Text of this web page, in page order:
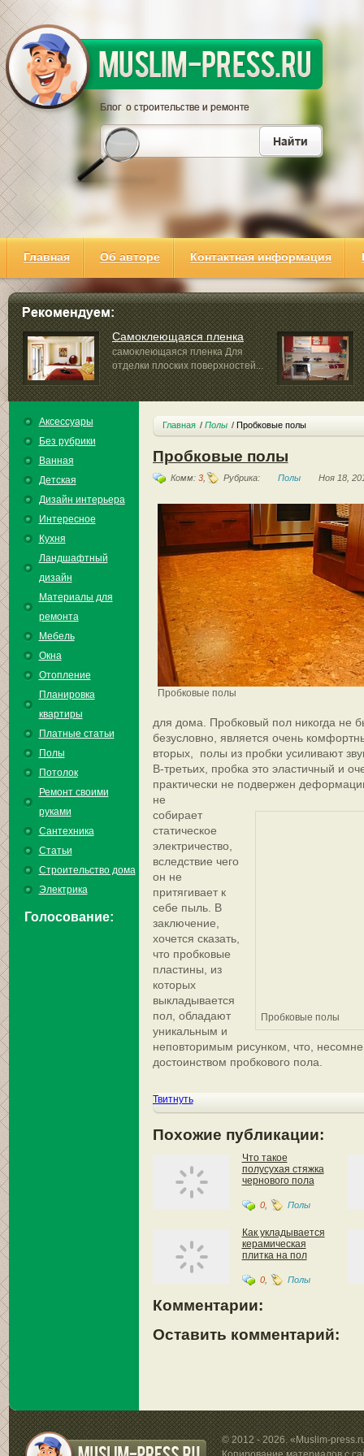
Главная Об авторе Контактная информация
Cамоклеющаяся пленка
самоклеющаяся пленка Для
отделки плоских поверхностей...
Аксессуары
Без рубрики
Ванная
Детская
Дизайн интерьера
Интересное
Кухня
Ландшафтный
дизайн
Материалы для
ремонта
Мебель
Окна
Отопление
Планировка
квартиры
Платные статьи
Полы
Потолок
Ремонт своими
руками
Сантехника
Статьи
Строительство дома
Электрика
Голосование:
Главная Полы Пробковые полы
Пробковые полы
Комм: 3, Рубрика: Полы Ноя 18,
Пробковые полы
для дома. Пробковый пол никогда не
безусловно, является очень
вторых, полы из пробки усиливают
В-третьих, пробка это эластичный и
практически не подвержен
не
Пробковые полы
собирает
статическое
электричество,
вследствие чего
он не
притягивает к
себе пыль. В
заключение,
хочется сказать,
что пробковые
пластины, из
которых
выкладывается
пол, обладают
уникальным и
неповторимым рисунком, что,
достоинством пробкового пола.
Твитнуть
Похожие публикации:
Что такое
полусухая стяжка
чернового пола
0, Полы
Как укладывается
керамическая
плитка на пол
0, Полы
Комментарии:
Оставить комментарий:
© 2012 - 2026. «Muslim-